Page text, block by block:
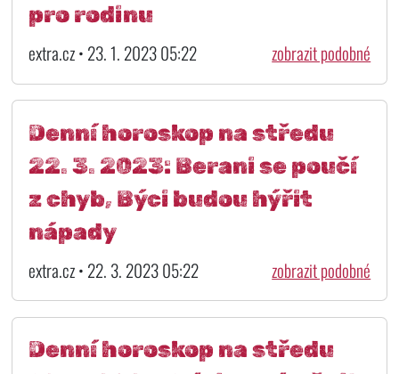
pro rodinu
extra.cz • 23. 1. 2023 05:22 zobrazit podobné
Denní horoskop na středu
22. 3. 2023: Berani se poučí
z chyb, Býci budou hýřit
nápady
extra.cz • 22. 3. 2023 05:22 zobrazit podobné
Denní horoskop na středu